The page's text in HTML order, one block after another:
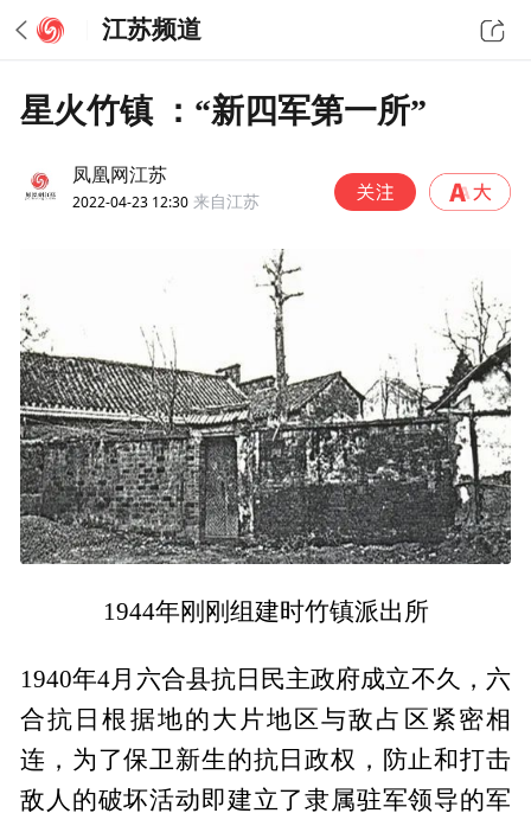
江苏频道
星火竹镇 ：“新四军第一所”
凤凰网江苏
2022-04-23 12:30 来自江苏
1944年刚刚组建时竹镇派出所
1940年4月六合县抗日民主政府成立不久，六
合抗日根据地的大片地区与敌占区紧密相
连，为了保卫新生的抗日政权，防止和打击
敌人的破坏活动即建立了隶属驻军领导的军